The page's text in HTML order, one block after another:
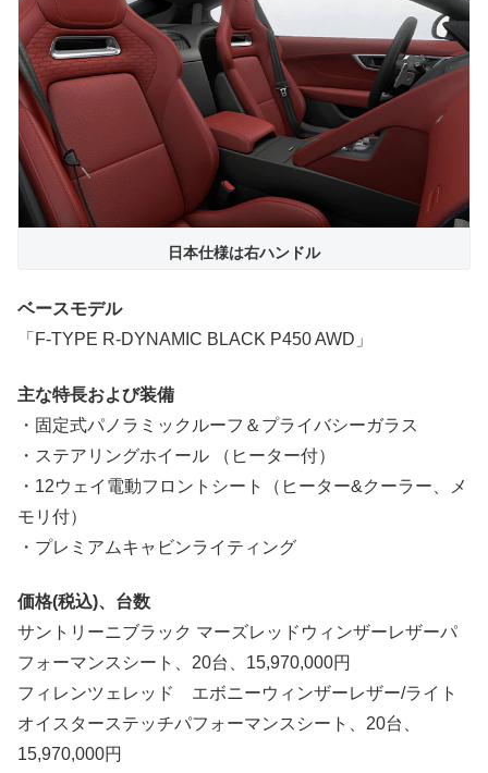
日本仕様は右ハンドル
ベースモデル
「F-TYPE R-DYNAMIC BLACK P450 AWD」
主な特長および装備
・固定式パノラミックルーフ＆プライバシーガラス
・ステアリングホイール （ヒーター付）
・12ウェイ電動フロントシート（ヒーター&クーラー、メ
モリ付）
・プレミアムキャビンライティング
価格(税込)、台数
サントリーニブラック マーズレッドウィンザーレザーパ
フォーマンスシート、20台、15,970,000円
フィレンツェレッド エボニーウィンザーレザー/ライト
オイスターステッチパフォーマンスシート、20台、
15,970,000円